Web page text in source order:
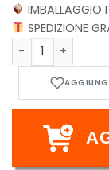
IMBALLAGGIO
SPEDIZIONE
Funko POP!